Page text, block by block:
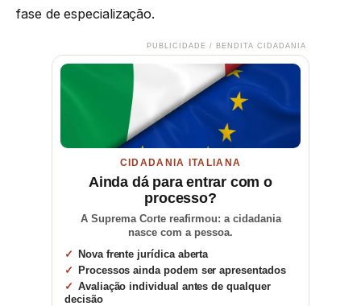
fase de especialização.
PUBLICIDADE / BENDITA CIDADANIA
CIDADANIA ITALIANA
Ainda dá para entrar com o
processo?
A Suprema Corte reafirmou: a cidadania
nasce com a pessoa.
Nova frente jurídica aberta
Processos ainda podem ser apresentados
Avaliação individual antes de qualquer
decisão